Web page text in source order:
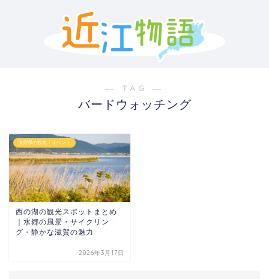
― TAG ―
バードウォッチング
滋賀県の観光・イベント
西の湖の観光スポットまとめ
｜水郷の風景・サイクリン
グ・静かな滋賀の魅力
2026年3月17日